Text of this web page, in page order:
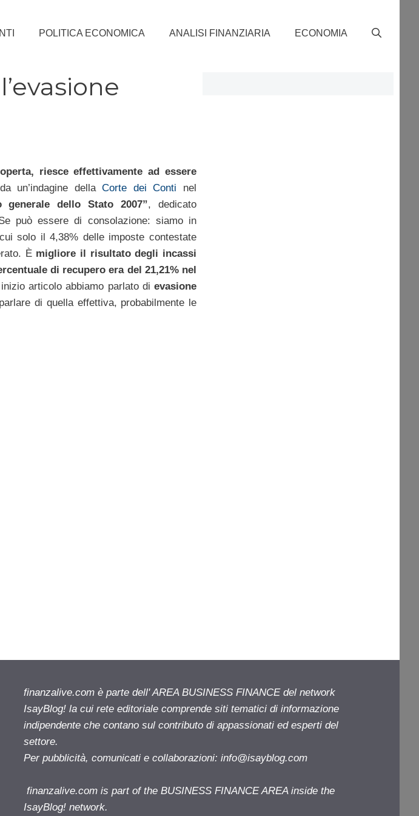
POLITICA ECONOMICA ANALISI FINANZIARIA ECONOMIA
riesce effettivamente ad essere
un’indagine dellaCorte dei Conti nel
generale dello Stato 2007”, dedicato
può essere di consolazione: siamo in
solo il 4,38% delle imposte contestate
È migliore il risultato degli incassi
di recupero era del 21,21% nel
articolo abbiamo parlato dievasione
di quella effettiva, probabilmente le
finanzalive.com è parte dell' AREA BUSINESS FINANCE del network
IsayBlog! la cui rete editoriale comprende siti tematici di informazione
indipendente che contano sul contributo di appassionati ed esperti del
settore.
Per pubblicità, comunicati e collaborazioni: info@isayblog.com
finanzalive.com is part of the BUSINESS FINANCE AREA inside the
IsayBlog! network.